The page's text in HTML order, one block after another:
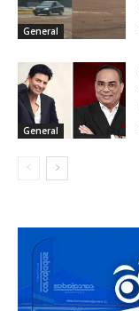
General
General